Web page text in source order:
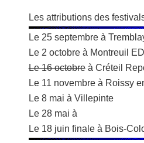
Les attributions des
Le 25 septembre à
Le 2 octobre à Montreuil
Le 16 octobreà Créteil
Le 11 novembre à Roissy
Le 8 mai à Villepinte
Le 28 mai à
Le 18 juin finale à Bois-